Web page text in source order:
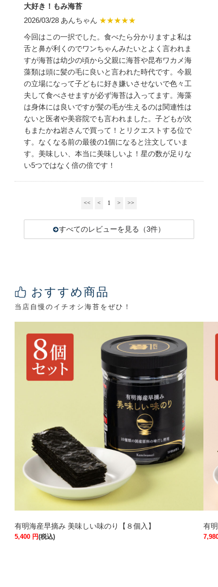
大好き！もみ海苔
2026/03/28 あんちゃん ★★★★★
今回はこの一択でした。食べたら分かりますよ私は
舌と鼻が利くのでワンちゃんみたいとよく言われま
すが海苔は幼少の頃から父親に海苔や昆布ワカメ海
藻類は頭に髪の毛に良いと言われた時代です。今親
の立場になって子どもに好き嫌いさせないで色々工
夫して食べさせますが必ず海苔は入ってます。海藻
は身体には良いですが髪の毛が生えるのは関連性は
ないと医者や美容院でも言われました。子どもが次
もまたかね岩さんで買って！とリクエストする位で
す。なくなる前の最後の1個になると注文していま
す。美味しい、本当に美味しいよ！星の数が足りな
い5つではなく倍の倍です！
<< < 1 > >>
すべてのレビューを見る（3件）
おすすめ商品
当店自慢のイチオシ海苔をぜひ！
有明海産早摘み 美味しい味のり【８個入】
5,400 円(税込)
有